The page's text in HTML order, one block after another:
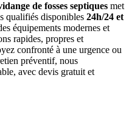
de fosses septiques met
qualifiés disponibles 24h/24 et
équipements modernes et
rapides, propres et
confronté à une urgence ou
préventif, nous
avec devis gratuit et